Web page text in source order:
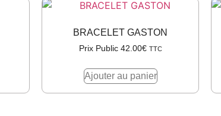
BRACELET GASTON
Prix Public 42.00€ TTC
Ajouter au panier